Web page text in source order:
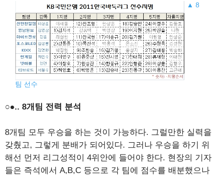
▲ 8
팀 선수
○●.. 8개팀 전력 분석
8개팀 모두 우승을 하는 것이 가능하다. 그럴만한 실력을
갖췄고, 그렇게 분배가 되어있다. 그러나 우승을 하기 위
해선 먼저 리그성적이 4위안에 들어야 한다. 현장의 기자
들은 즉석에서 A,B,C 등으로 각 팀에 점수를 배분했으나